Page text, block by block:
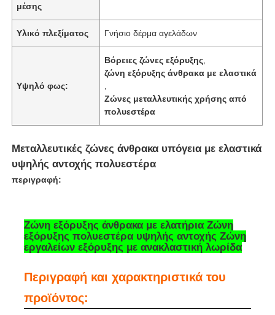
Αρχική Σελίδα
Εμφάνιση VR
μέσης
Υλικό πλεξίματος Γνήσιο δέρμα αγελάδων
Υψηλό φως:
Βόρειες ζώνες εξόρυξης
ζώνη εξόρυξης άνθρακα με ελαστικά
Ζώνες μεταλλευτικής χρήσης από
πολυεστέρα
Μεταλλευτικές ζώνες άνθρακα υπόγεια με ελαστικά
υψηλής αντοχής πολυεστέρα
περιγραφή:
Ζώνη εξόρυξης άνθρακα με ελατήρια Ζώνη
εξόρυξης πολυεστέρα υψηλής αντοχής Ζώνη
εργαλείων εξόρυξης με ανακλαστική λωρίδα
Περιγραφή και χαρακτηριστικά του
προϊόντος: